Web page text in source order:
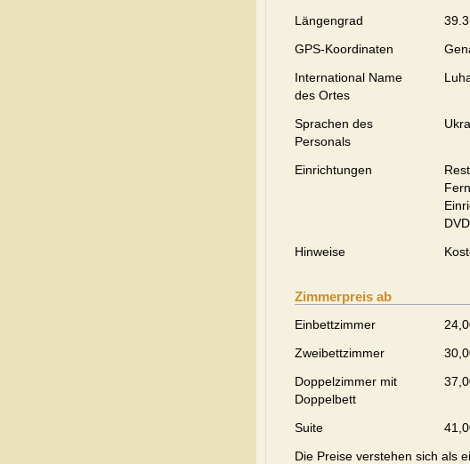
Längengrad
GPS-Koordinaten
International Name
des Ortes
Sprachen des
Personals
Einrichtungen
Hinweise
Zimmerpreis ab
Einbettzimmer
Zweibettzimmer
Doppelzimmer mit
Doppelbett
Suite
Die Preise verstehen sich als